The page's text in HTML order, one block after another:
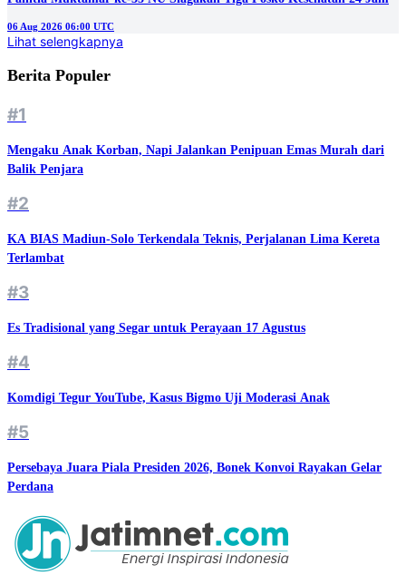
06 Aug 2026 06:00 UTC
Lihat selengkapnya
Berita Populer
#1
Mengaku Anak Korban, Napi Jalankan Penipuan Emas Murah dari
Balik Penjara
#2
KA BIAS Madiun-Solo Terkendala Teknis, Perjalanan Lima Kereta
Terlambat
#3
Es Tradisional yang Segar untuk Perayaan 17 Agustus
#4
Komdigi Tegur YouTube, Kasus Bigmo Uji Moderasi Anak
#5
Persebaya Juara Piala Presiden 2026, Bonek Konvoi Rayakan Gelar
Perdana